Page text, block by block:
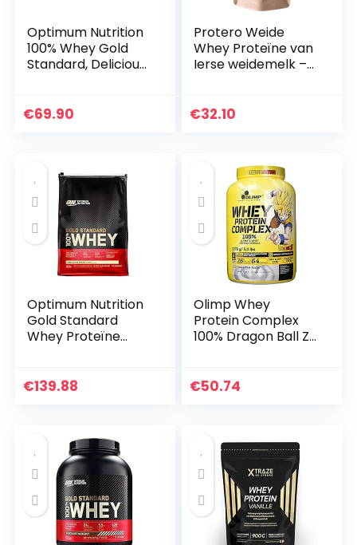
Optimum Nutrition
100% Whey Gold
Standard, Delicious
€69.90
Protero Weide
Whey Proteïne van
Ierse weidemelk –
€32.10
Optimum Nutrition
Gold Standard
Whey Proteïne
Herstel met
€139.88
Olimp Whey
Protein Complex
100% Dragon Ball Z
Dose
€50.74